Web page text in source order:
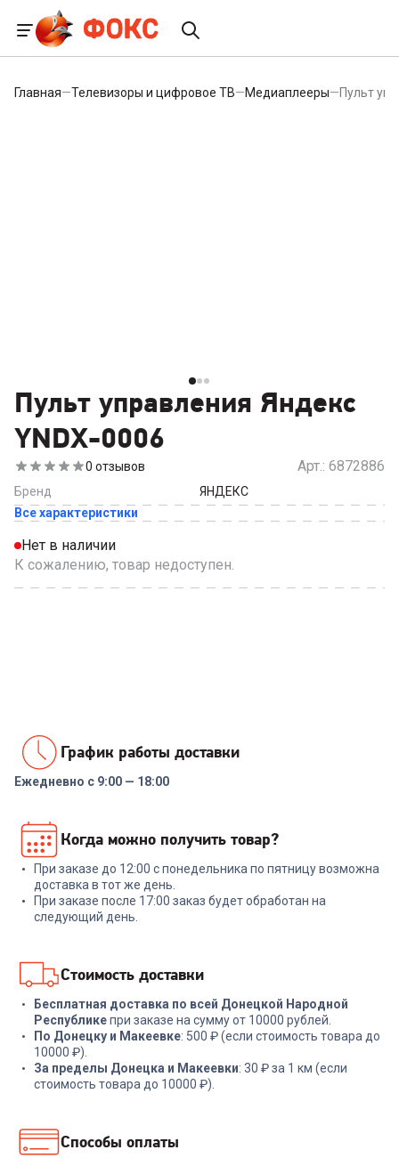
Главная—Телевизоры и цифровое ТВ—Медиаплееры—Пульт
Пульт управления Яндекс
YNDX-0006
0 отзывов Арт.: 6872886
Бренд
ЯНДЕКС
Все характеристики
Нет в наличии
К сожалению, товар недоступен.
График работы доставки
Ежедневно с 9:00 — 18:00
Когда можно получить товар?
При заказе до 12:00 с понедельника по пятницу возможна
доставка в тот же день.
При заказе после 17:00 заказ будет обработан на
следующий день.
Стоимость доставки
Бесплатная доставка по всей Донецкой Народной
Республикепри заказе на сумму от 10000 рублей.
По Донецку и Макеевке: 500 ₽ (если стоимость товара до
10000 ₽).
За пределы Донецка и Макеевки: 30 ₽ за 1 км (если
стоимость товара до 10000 ₽).
Способы оплаты